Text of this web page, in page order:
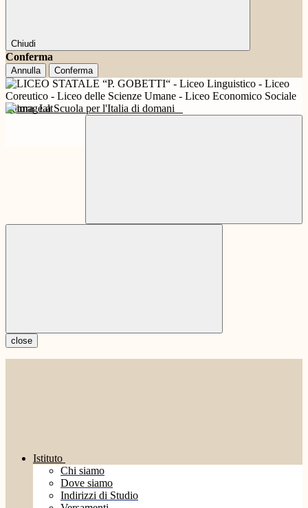
Chiudi
Conferma
Annulla Conferma
Futura La Scuola per l'Italia di domani
close
Istituto
Chi siamo
Dove siamo
Indirizzi di Studio